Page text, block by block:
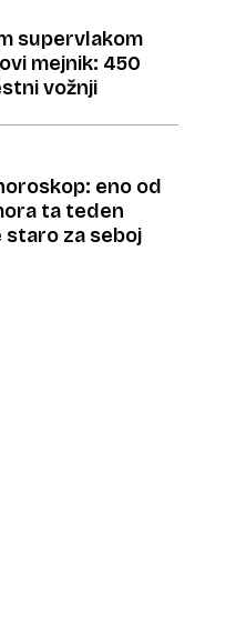
supervlakom
mejnik: 450
vožnji
eno od
ta teden
za seboj